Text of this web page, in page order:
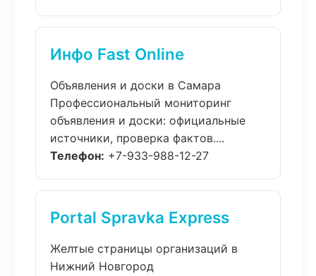
Инфо Fast Online
Объявления и доски в Самара
Профессиональный мониторинг
объявления и доски: официальные
источники, проверка фактов....
Телефон: +7-933-988-12-27
Portal Spravka Express
Желтые страницы организаций в
Нижний Новгород